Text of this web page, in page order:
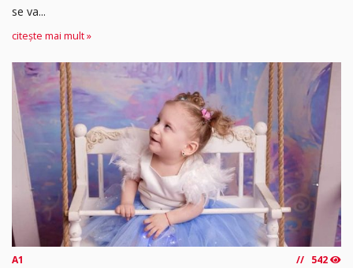
se va...
citește mai mult »
A1 542